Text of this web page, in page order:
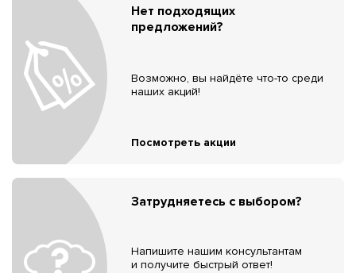
Нет подходящих
предложений?
Возможно, вы найдёте что-то среди
наших акций!
Посмотреть акции
Затрудняетесь с выбором?
Напишите нашим консультантам
и получите быстрый ответ!